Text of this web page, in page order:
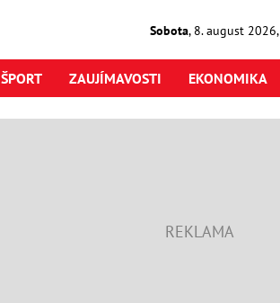
Sobota, 8. august2026,
ŠPORT ZAUJÍMAVOSTI EKONOMIKA